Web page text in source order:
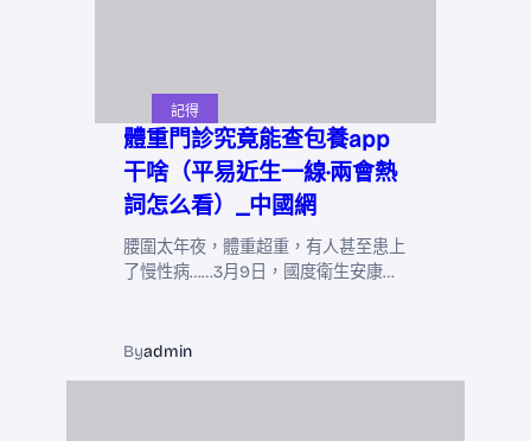
記得
體重門診究竟能查包養app
干啥（平易近生一線·兩會熱
詞怎么看）_中國網
腰圍太年夜，體重超重，有人甚至患上
了慢性病……3月9日，國度衛生安康…
Byadmin